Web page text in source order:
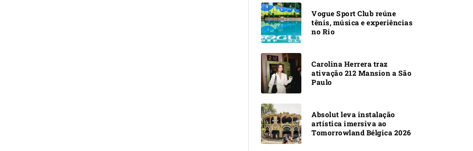
Vogue Sport Club reúne
tênis, música e experiências
no Rio
Carolina Herrera traz
ativação 212 Mansion a São
Paulo
Absolut leva instalação
artística imersiva ao
Tomorrowland Bélgica 2026